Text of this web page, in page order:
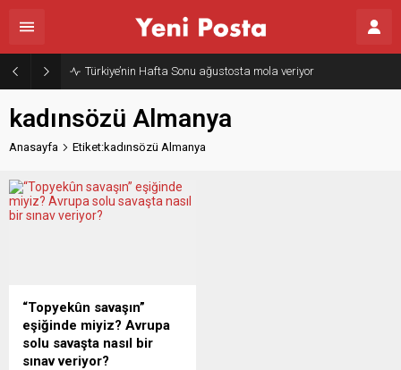
Türkiye’nin Hafta Sonu ağustosta mola veriyor
kadınsözü Almanya
Anasayfa Etiket:kadınsözü Almanya
“Topyekûn savaşın”
eşiğinde miyiz? Avrupa
solu savaşta nasıl bir
sınav veriyor?